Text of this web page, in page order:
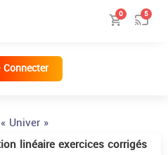
0 5
Univer »
linéaire exercices corrigés